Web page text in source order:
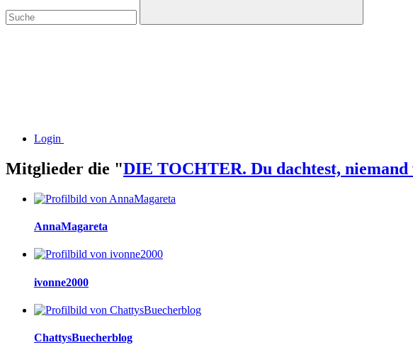
Login
Mitglieder die "DIE TOCHTER. Du dachtest, niemand
AnnaMagareta
ivonne2000
ChattysBuecherblog